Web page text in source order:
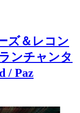
ズ＆レコン
ンチャンタ
/ Paz